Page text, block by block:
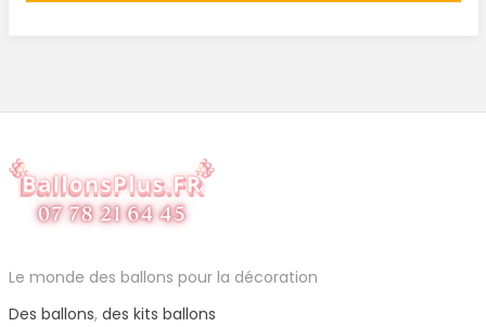
Le monde des ballons pour la décoration
Des ballons, des kits ballons